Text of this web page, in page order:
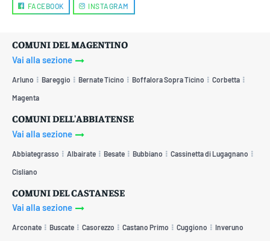
FACEBOOK INSTAGRAM
COMUNI DEL MAGENTINO
Vai alla sezione
Arluno Bareggio Bernate Ticino Boffalora Sopra Ticino Corbetta
Magenta
COMUNI DELL'ABBIATENSE
Vai alla sezione
Abbiategrasso Albairate Besate Bubbiano Cassinetta di Lugagnano
Cisliano
COMUNI DEL CASTANESE
Vai alla sezione
Arconate Buscate Casorezzo Castano Primo Cuggiono Inveruno